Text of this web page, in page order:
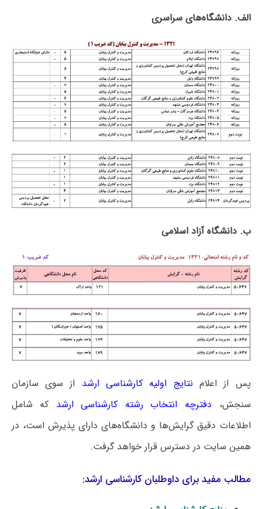
الف. دانشگاه‌های سراسری
ب. دانشگاه آزاد اﺳﻼمی
پس از اعلام نتایج اولیه کارشناسی ارشد از سوی سازمان
سنجش، دفترچه انتخاب رشته کارشناسی ارشد که شامل
اطلاعات دقیق گرایش‌ها و دانشگاه‌های دارای پذیرش است، در
همین سایت در دسترس قرار خواهد گرفت.
مطالب مفید برای داوطلبان کارشناسی ارشد: